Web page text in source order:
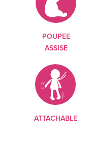
POUPEE
ASSISE
ATTACHABLE